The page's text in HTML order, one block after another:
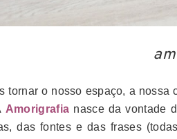
tornar o nosso espaço, a
Amorigrafia nasce da vontade
das fontes e das frases